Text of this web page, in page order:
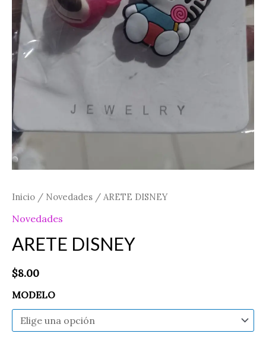
Inicio / Novedades / ARETE DISNEY
Novedades
ARETE DISNEY
$8.00
MODELO